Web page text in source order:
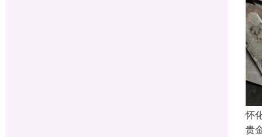
怀
贵